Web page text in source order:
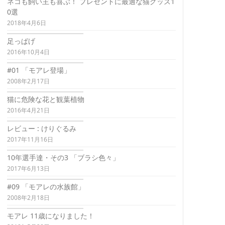
0選
2018年4月6日
足っぱげ
2016年10月4日
#01 「モアレ登場」
2008年2月17日
猫に危険な花と観葉植物
2016年4月21日
レビュー : けりぐるみ
2017年11月16日
10年選手達・その3 「ブラシ色々」
2017年6月13日
#09 「モアレの水族館」
2008年2月18日
モアレ 11歳になりました！